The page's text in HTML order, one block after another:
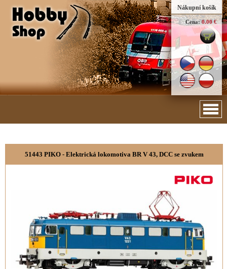
Nákupní košík
Cena: 0.00 €
51443 PIKO - Elektrická lokomotiva BR V 43, DCC se zvukem